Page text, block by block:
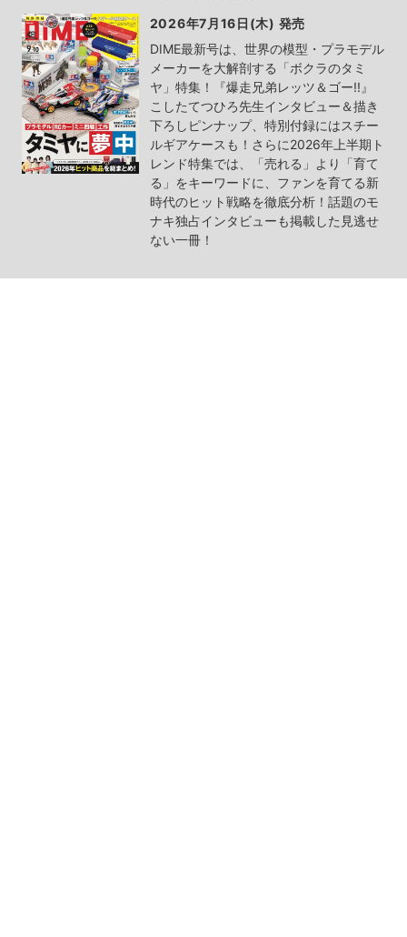
2026年7月16日(木) 発売
DIME最新号は、世界の模型・プラモデル
メーカーを大解剖する「ボクラのタミ
ヤ」特集！『爆走兄弟レッツ＆ゴー!!』
こしたてつひろ先生インタビュー＆描き
下ろしピンナップ、特別付録にはスチー
ルギアケースも！さらに2026年上半期ト
レンド特集では、「売れる」より「育て
る」をキーワードに、ファンを育てる新
時代のヒット戦略を徹底分析！話題のモ
ナキ独占インタビューも掲載した見逃せ
ない一冊！